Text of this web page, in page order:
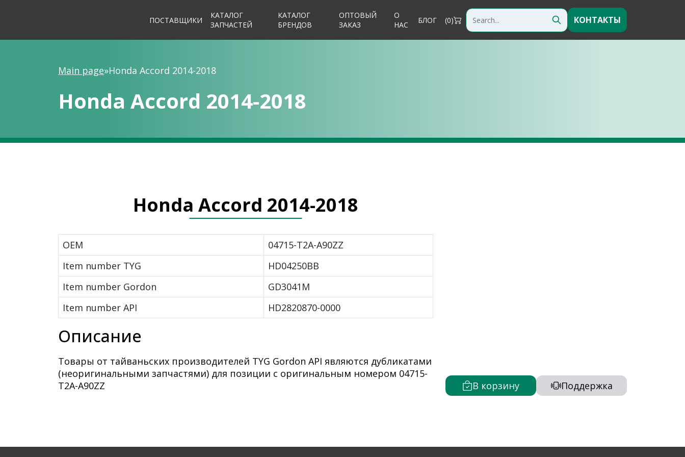
ПОСТАВЩИКИ
КАТАЛОГ
ЗАПЧАСТЕЙ
КАТАЛОГ
БРЕНДОВ
ОПТОВЫЙ
ЗАКАЗ
О
НАС
БЛОГ (0) КОНТАКТЫ
Main page»Honda Accord 2014-2018
Honda Accord 2014-2018
В корзину Поддержка
Honda Accord 2014-2018
OEM
04715-T2A-A90ZZ
Item number TYG
HD04250BB
Item number Gordon
GD3041M
Item number API
HD2820870-0000
Описание
Товары от тайваньских производителей TYG Gordon API являются дубликатами
(неоригинальными запчастями) для позиции с оригинальным номером 04715-
T2A-A90ZZ